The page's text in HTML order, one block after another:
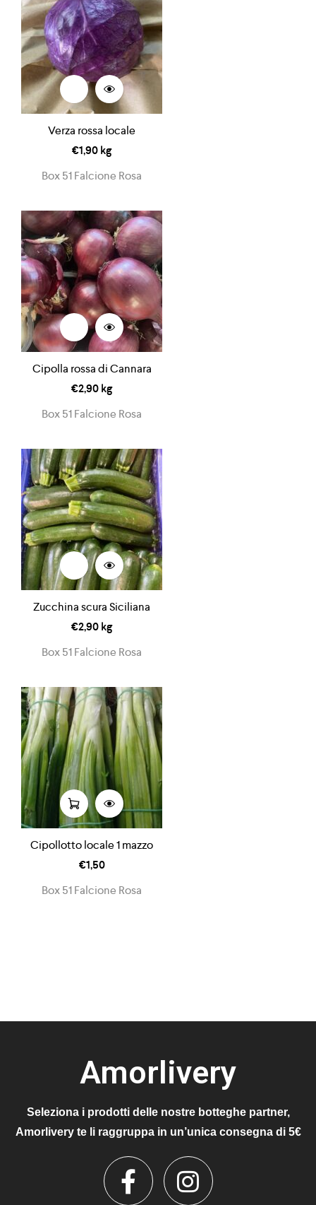
Verza rossa locale
€1,90kg
Box 51 Falcione Rosa
Cipolla rossa di Cannara
€2,90kg
Box 51 Falcione Rosa
Zucchina scura Siciliana
€2,90kg
Box 51 Falcione Rosa
Cipollotto locale 1 mazzo
€1,50
Box 51 Falcione Rosa
Amorlivery
Seleziona i prodotti delle nostre botteghe partner,
Amorlivery te li raggruppa in un’unica consegna di 5€